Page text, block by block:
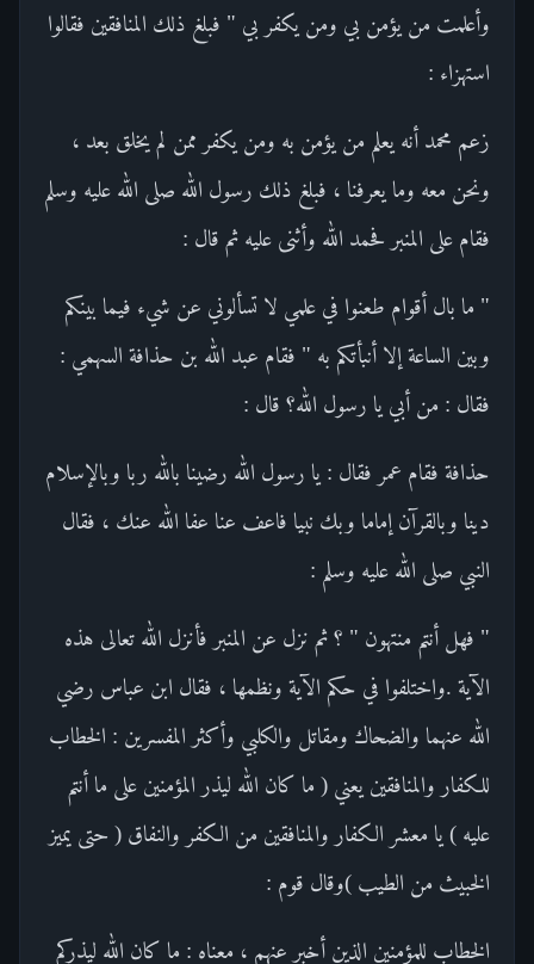
وأعلمت من يؤمن بي ومن يكفر بي " فبلغ ذلك المنافقين فقالوا
استهزاء :
زعم محمد أنه يعلم من يؤمن به ومن يكفر ممن لم يخلق بعد ،
ونحن معه وما يعرفنا ، فبلغ ذلك رسول الله صلى الله عليه وسلم
فقام على المنبر فحمد الله وأثنى عليه ثم قال :
" ما بال أقوام طعنوا في علمي لا تسألوني عن شيء فيما بينكم
وبين الساعة إلا أنبأتكم به " فقام عبد الله بن حذافة السهمي :
فقال : من أبي يا رسول الله؟ قال :
حذافة فقام عمر فقال : يا رسول الله رضينا بالله ربا وبالإسلام
دينا وبالقرآن إماما وبك نبيا فاعف عنا عفا الله عنك ، فقال
النبي صلى الله عليه وسلم :
" فهل أنتم منتهون " ؟ ثم نزل عن المنبر فأنزل الله تعالى هذه
الآية .واختلفوا في حكم الآية ونظمها ، فقال ابن عباس رضي
الله عنهما والضحاك ومقاتل والكلبي وأكثر المفسرين : الخطاب
للكفار والمنافقين يعني ( ما كان الله ليذر المؤمنين على ما أنتم
عليه ) يا معشر الكفار والمنافقين من الكفر والنفاق ( حتى يميز
الخبيث من الطيب )وقال قوم :
الخطاب للمؤمنين الذين أخبر عنهم ، معناه : ما كان الله ليذركم